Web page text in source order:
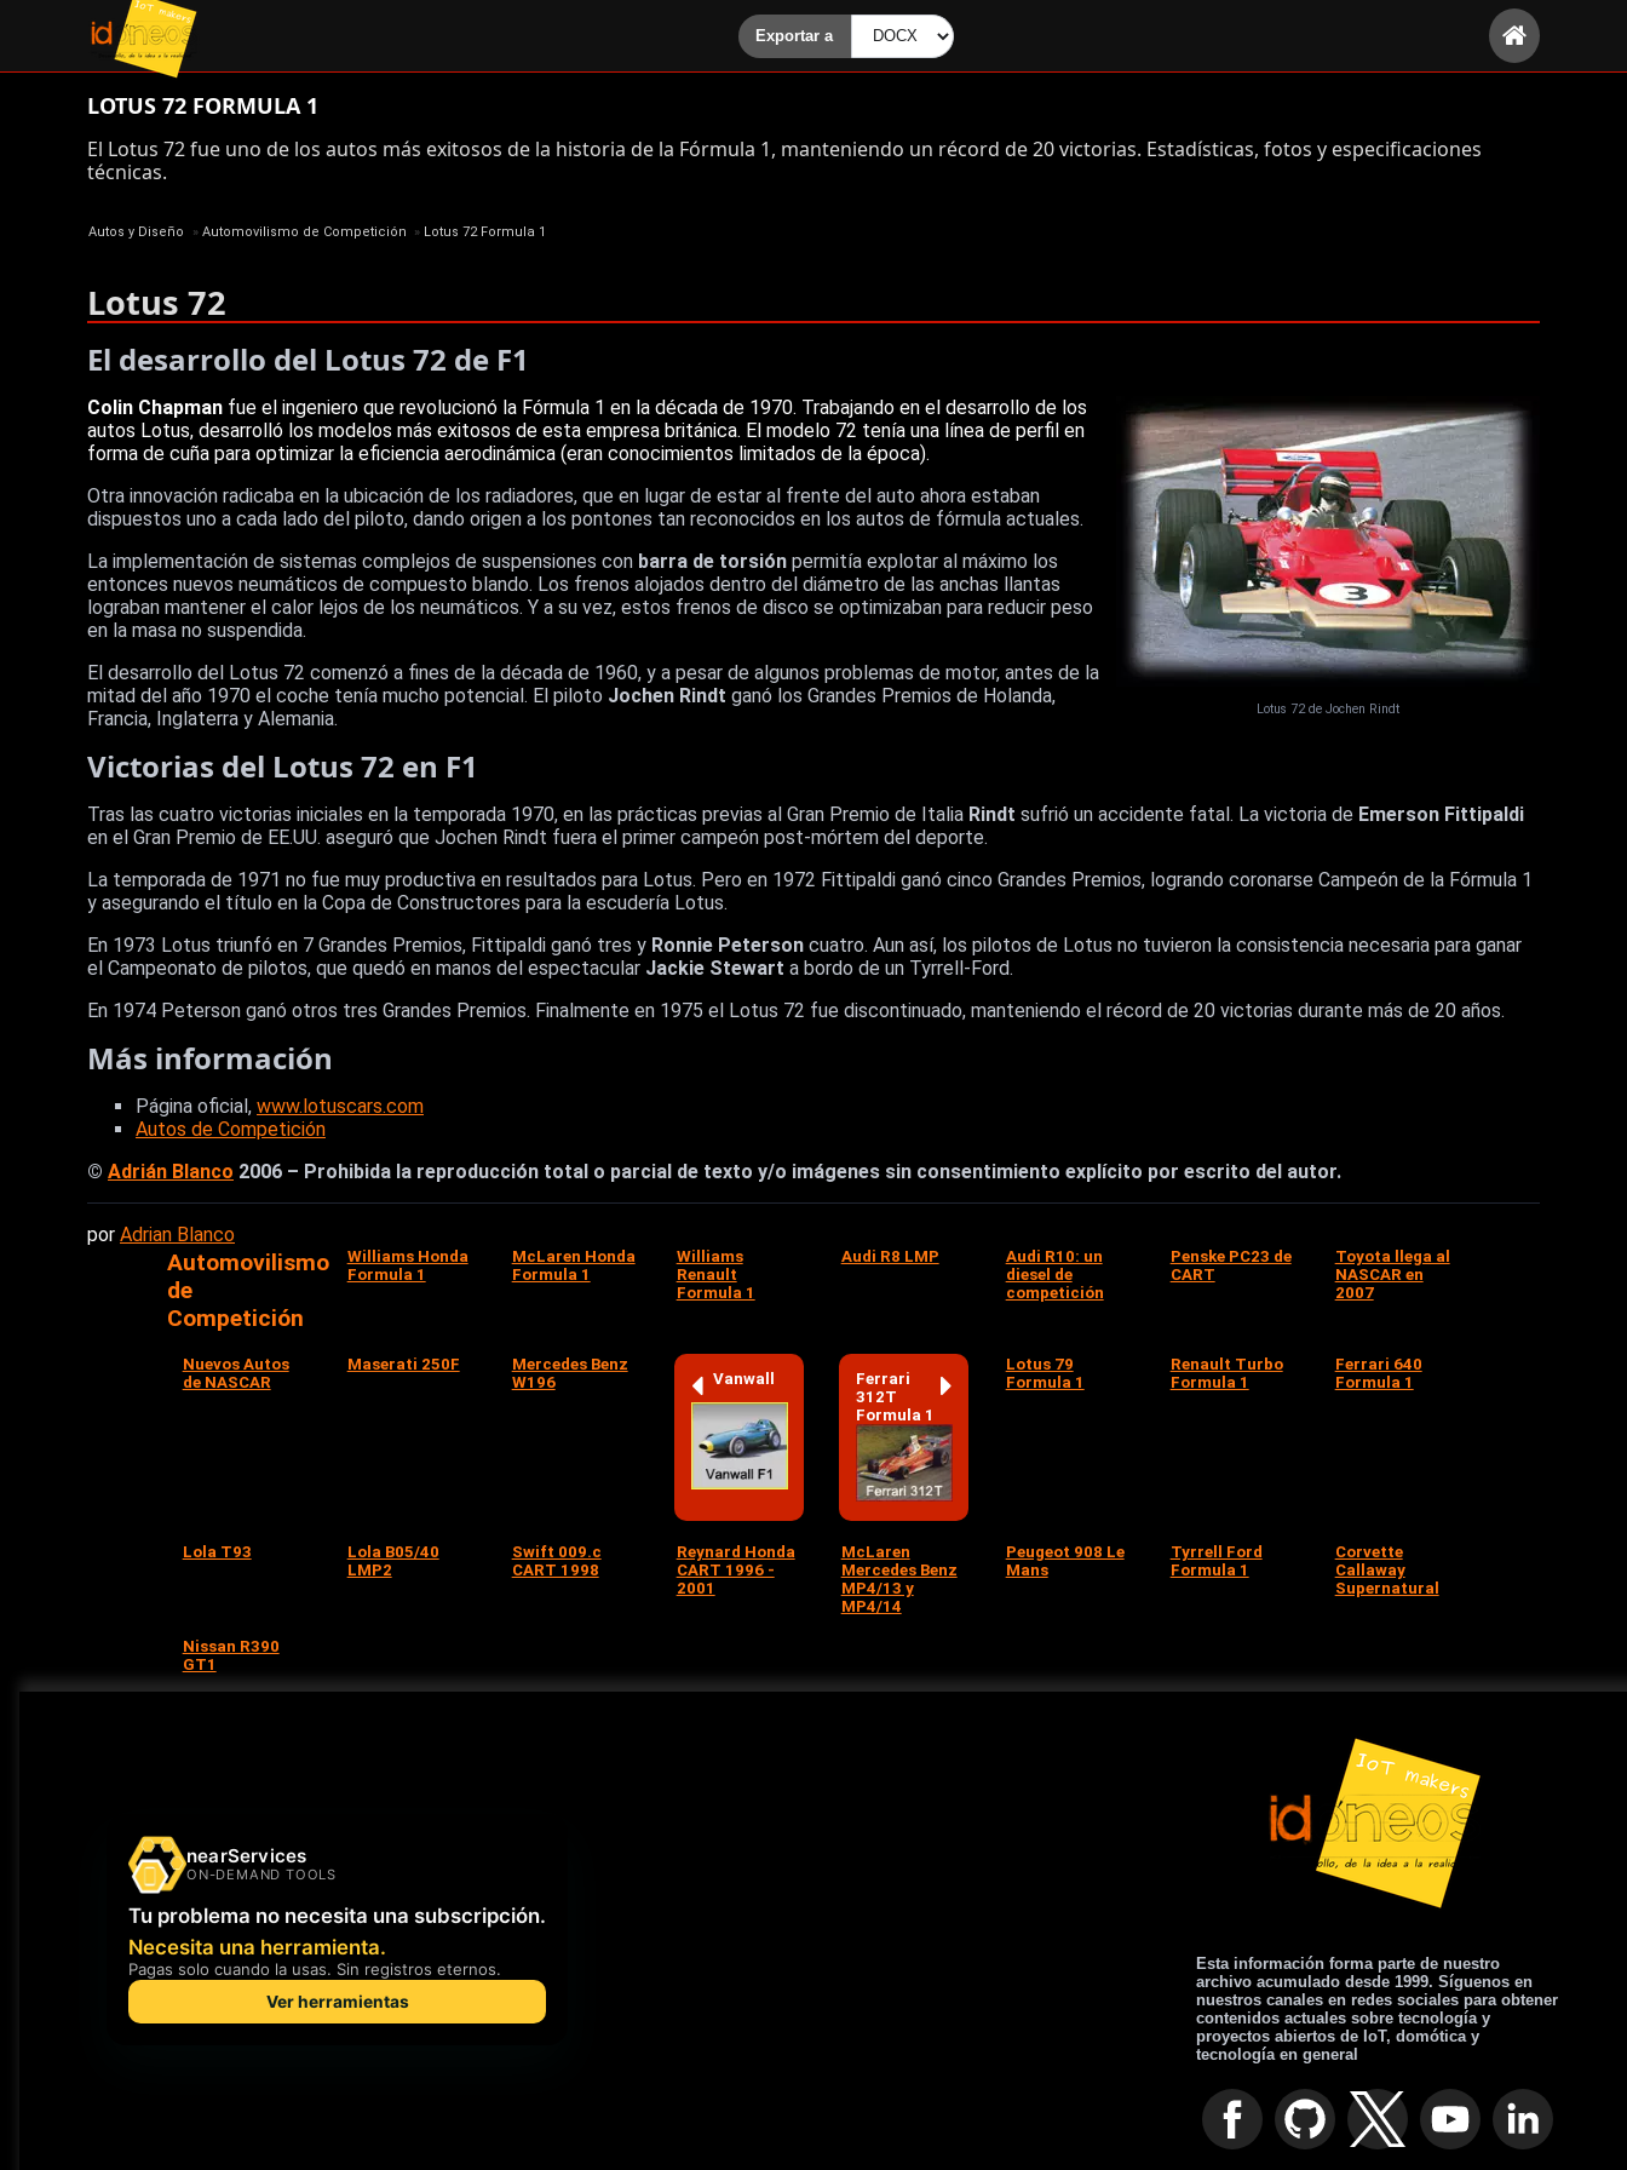
LOTUS 72 FORMULA 1
El Lotus 72 fue uno de los autos más exitosos de la historia de la Fórmula 1, manteniendo un récord de 20 victorias. Estadísticas, fotos y especificaciones
técnicas.
Autos y Diseño » Automovilismo de Competición » Lotus 72 Formula 1
Lotus 72
El desarrollo del Lotus 72 de F1
Lotus 72 de Jochen Rindt
Colin Chapman fue el ingeniero que revolucionó la Fórmula 1 en la década de 1970. Trabajando en el desarrollo de los
autos Lotus, desarrolló los modelos más exitosos de esta empresa británica. El modelo 72 tenía una línea de perfil en
forma de cuña para optimizar la eficiencia aerodinámica (eran conocimientos limitados de la época).
Otra innovación radicaba en la ubicación de los radiadores, que en lugar de estar al frente del auto ahora estaban
dispuestos uno a cada lado del piloto, dando origen a los pontones tan reconocidos en los autos de fórmula actuales.
La implementación de sistemas complejos de suspensiones con barra de torsión permitía explotar al máximo los
entonces nuevos neumáticos de compuesto blando. Los frenos alojados dentro del diámetro de las anchas llantas
lograban mantener el calor lejos de los neumáticos. Y a su vez, estos frenos de disco se optimizaban para reducir peso
en la masa no suspendida.
El desarrollo del Lotus 72 comenzó a fines de la década de 1960, y a pesar de algunos problemas de motor, antes de la
mitad del año 1970 el coche tenía mucho potencial. El piloto Jochen Rindt ganó los Grandes Premios de Holanda,
Francia, Inglaterra y Alemania.
Victorias del Lotus 72 en F1
Tras las cuatro victorias iniciales en la temporada 1970, en las prácticas previas al Gran Premio de Italia Rindt sufrió un accidente fatal. La victoria de Emerson Fittipaldi
en el Gran Premio de EE.UU. aseguró que Jochen Rindt fuera el primer campeón post-mórtem del deporte.
La temporada de 1971 no fue muy productiva en resultados para Lotus. Pero en 1972 Fittipaldi ganó cinco Grandes Premios, logrando coronarse Campeón de la Fórmula 1
y asegurando el título en la Copa de Constructores para la escudería Lotus.
En 1973 Lotus triunfó en 7 Grandes Premios, Fittipaldi ganó tres y Ronnie Peterson cuatro. Aun así, los pilotos de Lotus no tuvieron la consistencia necesaria para ganar
el Campeonato de pilotos, que quedó en manos del espectacular Jackie Stewart a bordo de un Tyrrell-Ford.
En 1974 Peterson ganó otros tres Grandes Premios. Finalmente en 1975 el Lotus 72 fue discontinuado, manteniendo el récord de 20 victorias durante más de 20 años.
Más información
Página oficial, www.lotuscars.com
Autos de Competición
© Adrián Blanco 2006 – Prohibida la reproducción total o parcial de texto y/o imágenes sin consentimiento explícito por escrito del autor.
por Adrian Blanco
Automovilismo
de
Competición
Williams Honda
Formula 1
McLaren Honda
Formula 1
Williams
Renault
Formula 1
Audi R8 LMP
Audi R10: un
diesel de
competición
Penske PC23 de
CART
Toyota llega al
NASCAR en
2007
Nuevos Autos
de NASCAR
Maserati 250F
Mercedes Benz
W196
Vanwall
Ferrari
312T
Formula 1
Lotus 79
Formula 1
Renault Turbo
Formula 1
Ferrari 640
Formula 1
Lola T93
Lola B05/40
LMP2
Swift 009.c
CART 1998
Reynard Honda
CART 1996 -
2001
McLaren
Mercedes Benz
MP4/13 y
MP4/14
Peugeot 908 Le
Mans
Tyrrell Ford
Formula 1
Corvette
Callaway
Supernatural
Nissan R390
GT1
Esta información forma parte de nuestro
archivo acumulado desde 1999. Síguenos en
nuestros canales en redes sociales para obtener
contenidos actuales sobre tecnología y
proyectos abiertos de IoT, domótica y
tecnología en general